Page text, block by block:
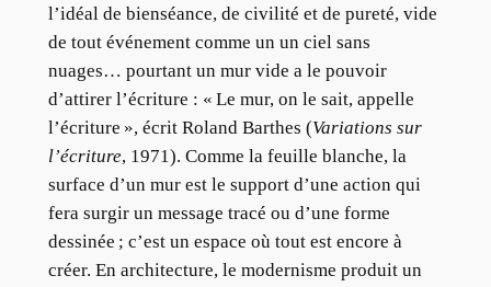
l’idéal de bienséance, de civilité et de pureté, vide
de tout événement comme un un ciel sans
nuages… pourtant un mur vide a le pouvoir
d’attirer l’écriture : « Le mur, on le sait, appelle
l’écriture », écrit Roland Barthes (Variations sur
l’écriture, 1971). Comme la feuille blanche, la
surface d’un mur est le support d’une action qui
fera surgir un message tracé ou d’une forme
dessinée ; c’est un espace où tout est encore à
créer. En architecture, le modernisme produit un